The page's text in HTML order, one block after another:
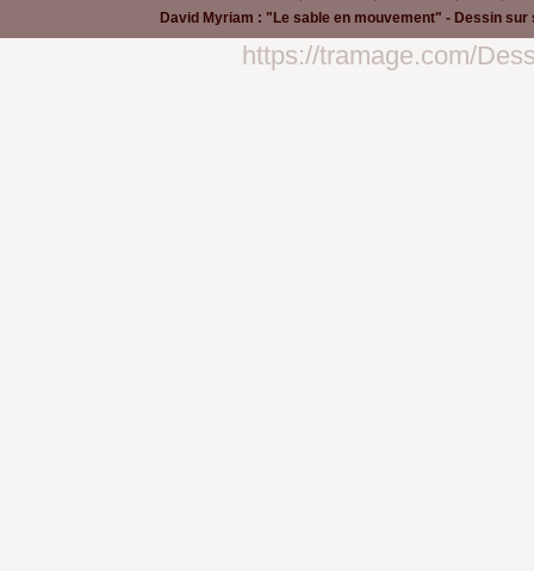
David Myriam : "Le sable en mouvement" - Dessin sur
https://tramage.com/